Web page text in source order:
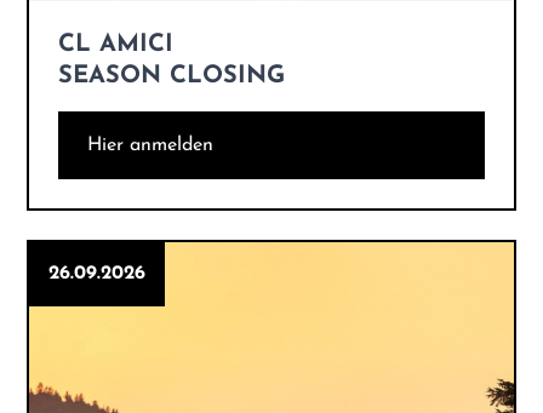
CL AMICI
SEASON CLOSING
Hier anmelden
26.09.2026